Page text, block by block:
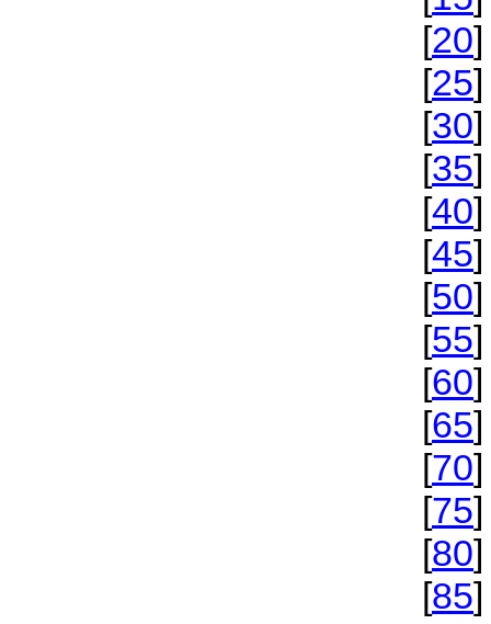
[20]
[25]
[30]
[35]
[40]
[45]
[50]
[55]
[60]
[65]
[70]
[75]
[80]
[85]